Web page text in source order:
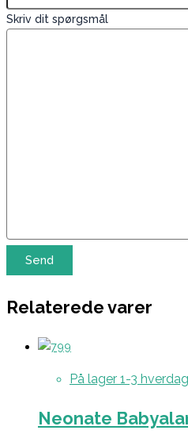
Skriv dit spørgsmål
Relaterede varer
På lager 1-3
Neonate